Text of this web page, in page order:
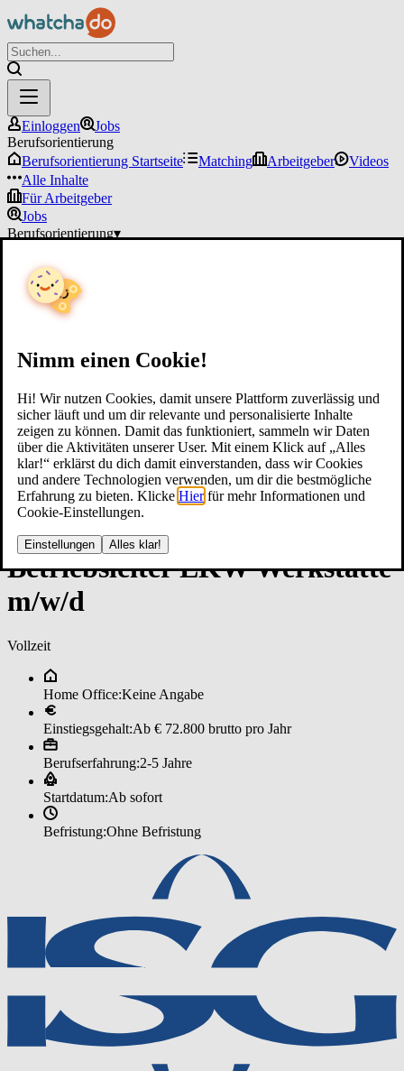
Nimm einen Cookie!
Hi! Wir nutzen Cookies, damit unsere Plattform zuverlässig und
sicher läuft und um dir relevante und personalisierte Inhalte
zeigen zu können. Damit das funktioniert, sammeln wir Daten
über die Aktivitäten unserer User. Mit einem Klick auf „Alles
klar!“ erklärst du dich damit einverstanden, dass wir Cookies
und andere Technologien verwenden, um dir die bestmögliche
Erfahrung zu bieten. Klicke Hier für mehr Informationen und
Cookie-Einstellungen.
Einstellungen Alles klar!
Einloggen
Jobs
Berufsorientierung
Berufsorientierung Startseite
Matching Arbeitgeber
Videos
Alle Inhalte
Für Arbeitgeber
Jobs
Berufsorientierung▾
Be­triebs­lei­ter LK­W Werk­stät­te
m/w/d
Vollzeit
Home Office:Keine Angabe
Einstiegsgehalt:Ab € 72.800 brutto pro Jahr
Berufserfahrung:2-5 Jahre
Startdatum:Ab sofort
Befristung:Ohne Befristung